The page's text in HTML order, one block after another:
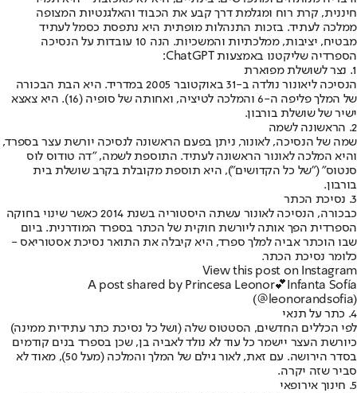
חיננית, קרת רוח ומגלמת דרך קבע את הכבוד והאלגנטיות המצופה
ממלכה לעתיד. בזכות התנהלות מופתית היא נתפסת כסמל לעתיד
מבטיח, יציבות, ממלכתיות והמשכיות. הנה 10 עובדות על הנסיכה
הספרדיה שליקטנו באמצעות ChatGPT:
1. נצר לשושלת מפוארת
הנסיכה ליאונור נולדה ב-31 באוקטובר 2005 במדריד. היא הבת הבכורה
של המלך פליפה ה-6 והמלכה לטיציה, ואחותה של סופיה (16). היא צאצא
ישיר של שושלת בורבון.
2. הראשונה לשמה
שמה של הנסיכה, לאונור, ניתן בפעם הראשונה לנסיכה יורשת עצר בספרד,
והיא המלכה לאונור הראשונה לעתיד. התוספת לשמה, "דה טודוס לוס
סנטוס" (״של כל הקדושים״), היא תוספת מקובלת בקרב שושלת בית
בורבון.
3. נסיכת הכתר
כבכורה, הנסיכה לאונור עשתה היסטוריה בשנת 2014 כאשר שינוי בחוקה
הספרדית הפך אותה ליורשת חוקית של הכתר בספרד המודרנית. ביום
שבו הוכתר אביה למלך ספרד, היא קיבלה את התואר נסיכת אסטוריאס -
כלומר נסיכת הכתר.
View this post on Instagram
A post shared by Princesa Leonor💕Infanta Sofía
(@leonorandsofia)
4. כתר על תנאי
לפי הכללים החדשים, הסטטוס שלה (ושל כל נסיכת כתר עתידית ממינה)
כיורשת העצר יישמר כל עוד לא נולד לאביה בן, שכן בספרד בנים קודמים
בסדר הירושה. עם זאת, לאור גילם של המלך והמלכה (מעל 50), מאוד לא
סביר שזה יקרה.
5. חינוך אירופאי